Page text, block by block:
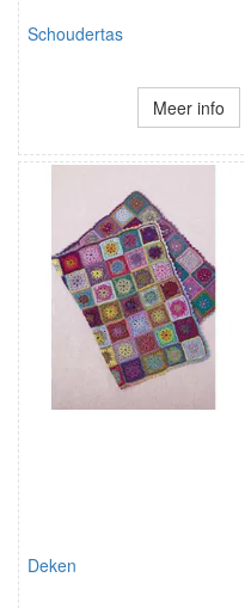
Schoudertas
Meer info
Deken